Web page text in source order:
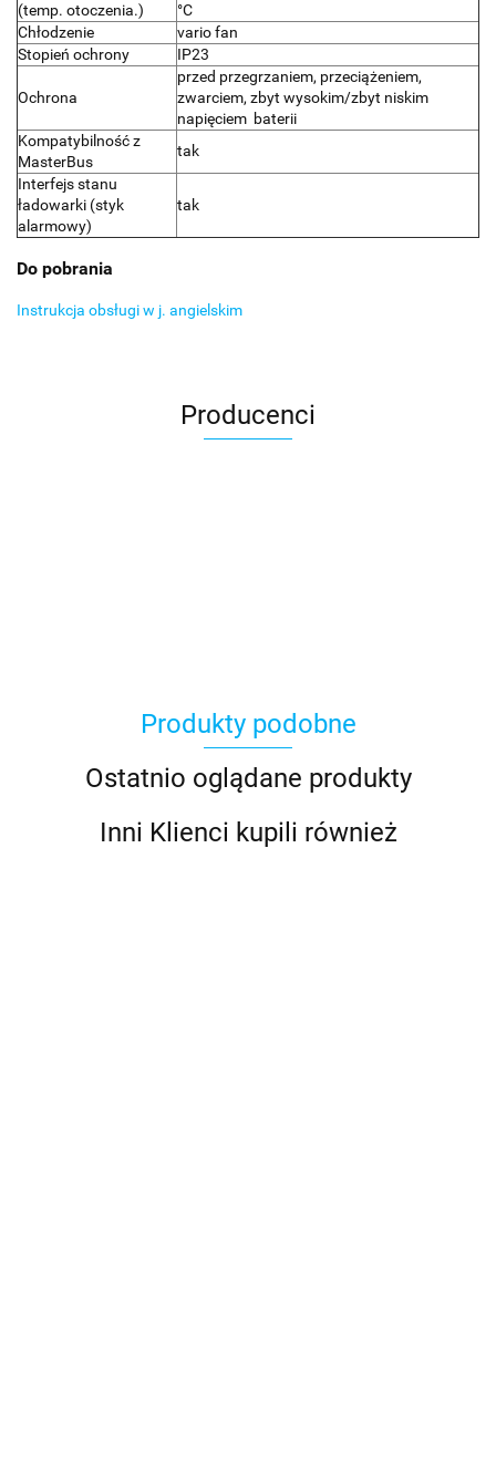
(temp. otoczenia.)
°C
Chłodzenie
vario fan
Stopień ochrony
IP23
Ochrona
przed przegrzaniem, przeciążeniem,
zwarciem, zbyt wysokim/zbyt niskim
napięciem baterii
Kompatybilność z
MasterBus
tak
Interfejs stanu
ładowarki (styk
alarmowy)
tak
Do pobrania
Instrukcja obsługi w j. angielskim
Producenci
Produkty podobne
Ostatnio oglądane produkty
Inni Klienci kupili również